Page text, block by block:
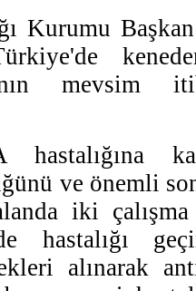
Kurumu Başkan
mevsim
hastalığına
ve önemli
iki
hastalığı
alınarak